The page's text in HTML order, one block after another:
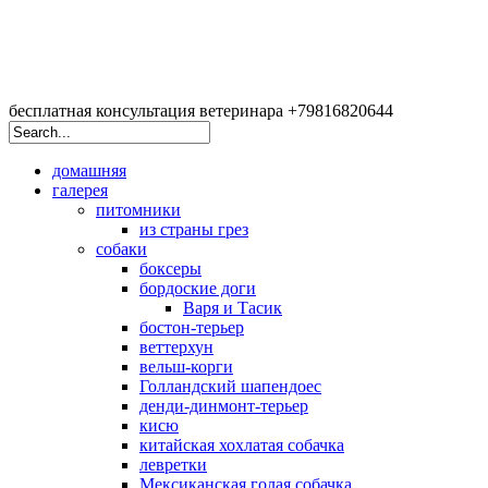
бесплатная консультация ветеринара +79816820644
домашняя
галерея
питомники
из страны грез
собаки
боксеры
бордоские доги
Варя и Тасик
бостон-терьер
веттерхун
вельш-корги
Голландский шапендоес
денди-динмонт-терьер
кисю
китайская хохлатая собачка
левретки
Мексиканская голая собачка